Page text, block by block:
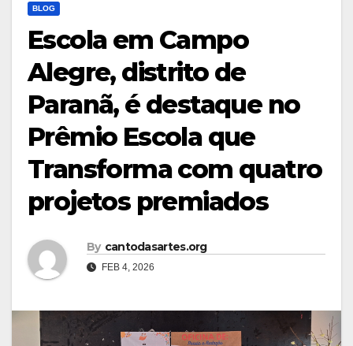
BLOG
Escola em Campo
Alegre, distrito de
Paranã, é destaque no
Prêmio Escola que
Transforma com quatro
projetos premiados
By cantodasartes.org
FEB 4, 2026